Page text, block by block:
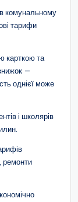
комунальному
тарифи
карткою та
—
однієї може
і школярів
ремонти